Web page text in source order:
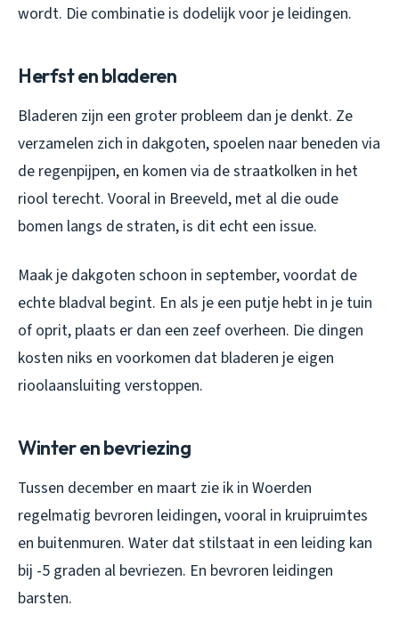
wordt. Die combinatie is dodelijk voor je leidingen.
Herfst en bladeren
Bladeren zijn een groter probleem dan je denkt. Ze
verzamelen zich in dakgoten, spoelen naar beneden via
de regenpijpen, en komen via de straatkolken in het
riool terecht. Vooral in Breeveld, met al die oude
bomen langs de straten, is dit echt een issue.
Maak je dakgoten schoon in september, voordat de
echte bladval begint. En als je een putje hebt in je tuin
of oprit, plaats er dan een zeef overheen. Die dingen
kosten niks en voorkomen dat bladeren je eigen
rioolaansluiting verstoppen.
Winter en bevriezing
Tussen december en maart zie ik in Woerden
regelmatig bevroren leidingen, vooral in kruipruimtes
en buitenmuren. Water dat stilstaat in een leiding kan
bij -5 graden al bevriezen. En bevroren leidingen
barsten.